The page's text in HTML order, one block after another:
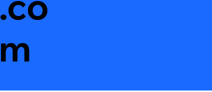
m